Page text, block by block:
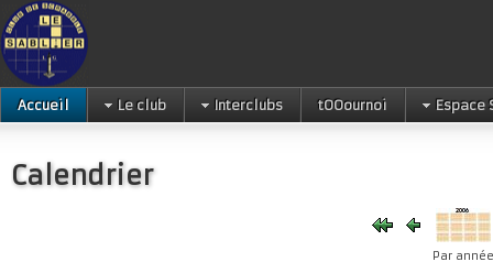
Accueil Le club Interclubs tOOournoi Espace
Calendrier
Par année